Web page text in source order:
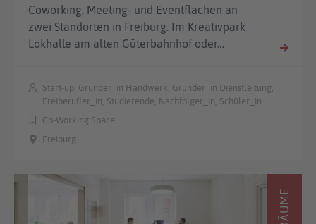
Coworking, Meeting- und Eventflächen an
zwei Standorten in Freiburg. Im Kreativpark
Lokhalle am alten Güterbahnhof oder…
Start-up, Gründer_in Handwerk, Gründer_in Dienstleitung,
Freiberufler_in, Studierende, Nachfolger_in, Schüler_in
Co-Working Space
Freiburg
RÄUME